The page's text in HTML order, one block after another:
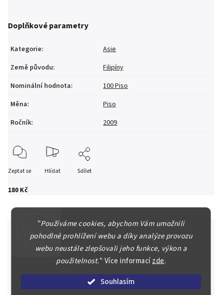
"Používáme cookies, abychom Vám umožnili
pohodlné prohlížení webu a díky analýze provozu
webu neustále zlepšovali jeho funkce, výkon a
použitelnost." Více informacízde.
Souhlasím
180 Kč
Doplňkové parametry
Kategorie:
Asie
Země původu:
Filipíny
Nominální hodnota:
100 Piso
Měna:
Piso
Ročník: 2009
Zeptat se Hlídat Sdílet
Špičkové služby za nejlepší ceny
Posoudíme kvalitu a pravost Vašeho materiálu, prodáme v naší
aukci nebo Vám poradíme kam investovat.